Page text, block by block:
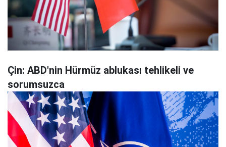
Çin: ABD'nin Hürmüz ablukası tehlikeli ve
sorumsuzca